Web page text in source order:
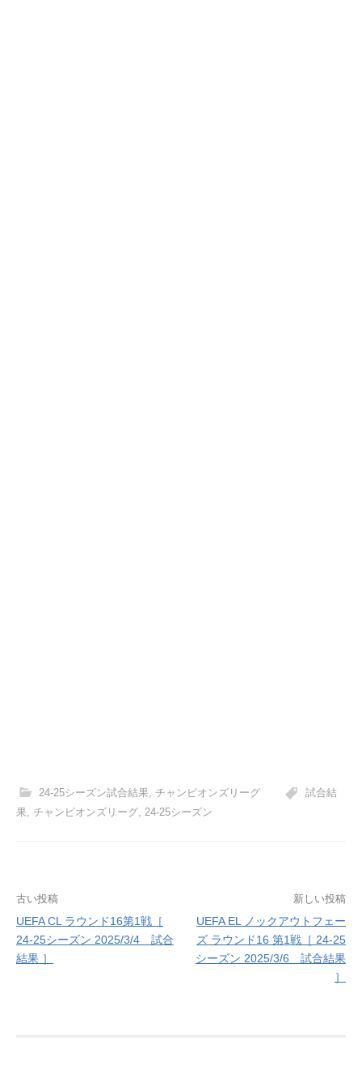
24-25シーズン試合結果, チャンピオンズリーグ
試合結
果 チャンピオンズリーグ 24-25シーズン
投
稿
ナ
古い投稿
UEFA CL ラウンド16第1戦［
24-25シーズン 2025/3/4 試合
結果 ］
新しい投稿
UEFA EL ノックアウトフェー
ズ ラウンド16 第1戦［ 24-25
シーズン 2025/3/6 試合結果
］